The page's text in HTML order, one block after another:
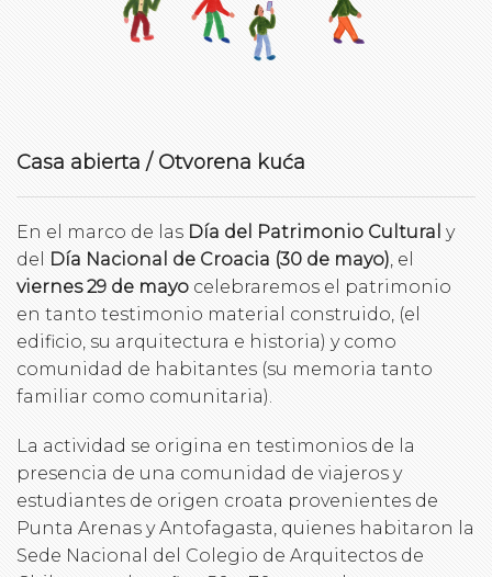
Casa abierta / Otvorena kuća
En el marco de las Día del Patrimonio Cultural y
del
Día Nacional de Croacia (30 de mayo), el
viernes 29 de mayo celebraremos el patrimonio
en tanto testimonio material construido, (el
edificio, su arquitectura e historia) y como
comunidad de habitantes (su memoria tanto
familiar como comunitaria).
La actividad se origina en testimonios de la
presencia de una comunidad de viajeros y
estudiantes de origen croata provenientes de
Punta Arenas y Antofagasta, quienes habitaron la
Sede Nacional del Colegio de Arquitectos de